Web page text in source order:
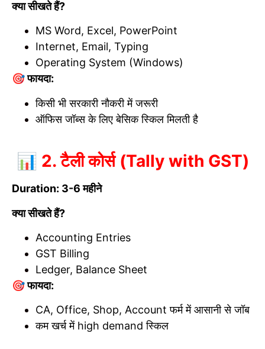
क्या सीखते हैं?
MS Word, Excel, PowerPoint
Internet, Email, Typing
Operating System (Windows)
🎯 फायदा:
किसी भी सरकारी नौकरी में जरूरी
ऑफिस जॉब्स के लिए बेसिक स्किल मिलती है
📊 2. टैली कोर्स (Tally with GST)
Duration: 3-6 महीने
क्या सीखते हैं?
Accounting Entries
GST Billing
Ledger, Balance Sheet
🎯 फायदा:
CA, Office, Shop, Account फर्म में आसानी से जॉब
कम खर्च में high demand स्किल